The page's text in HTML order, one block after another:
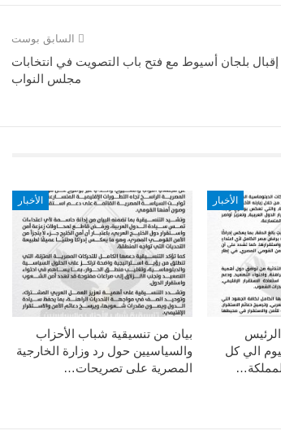
السابق بوست
إقبال بلجان أسيوط مع فتح باب التصويت في انتخابات
مجلس النواب
الأخبار
بيان من تنسيقية شباب الأحزاب
والسياسيين حول رد وزارة الخارجية
المصرية على تصريحات…
الأخبار
الي كل